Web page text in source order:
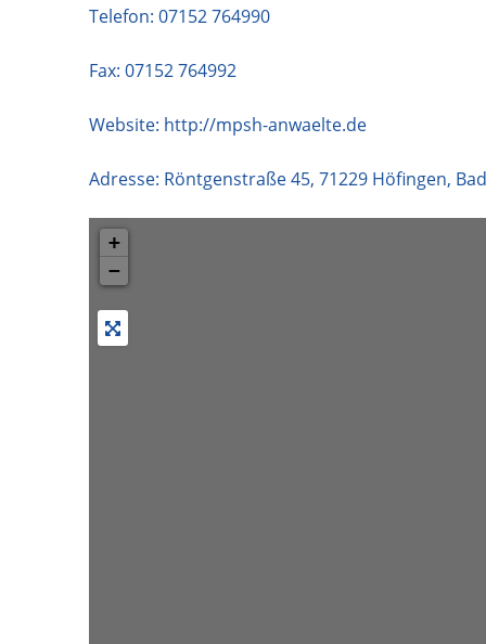
Telefon: 07152 764990
Fax: 07152 764992
Website: http://mpsh-anwaelte.de
Adresse: Röntgenstraße 45, 71229 Höfingen,
+
−